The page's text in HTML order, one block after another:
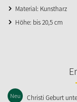
Material: Kunstharz
Höhe: bis 20,5 cm
Neu